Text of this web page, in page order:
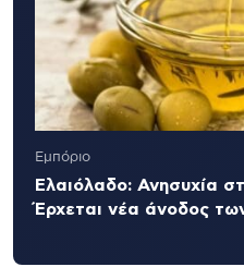
Εμπόριο
Ελαιόλαδο: Ανησυχία
Έρχεται νέα άνοδος